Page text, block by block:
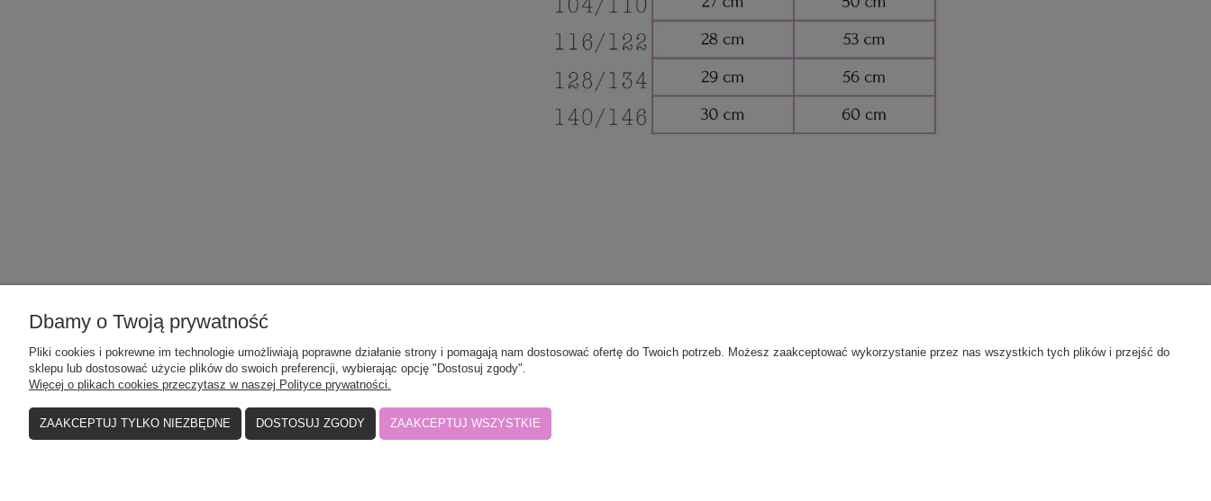
Zwroty, wymiany i reklamacje
Regulamin
Polityka prywatności
Moje zamówienia
Ustawienia konta
Przechowalnia
Dbamy o Twoją prywatność
Pliki cookies i pokrewne im technologie umożliwiają poprawne działanie strony i pomagają nam dostosować ofertę do Twoich potrzeb. Możesz zaakceptować wykorzystanie przez nas wszystkich tych plików i przejść do
sklepu lub dostosować użycie plików do swoich preferencji, wybierając opcję "Dostosuj zgody".
Więcej o plikach cookies przeczytasz w naszej Polityce prywatności.
ZAAKCEPTUJ TYLKO NIEZBĘDNE DOSTOSUJ ZGODY ZAAKCEPTUJ WSZYSTKIE